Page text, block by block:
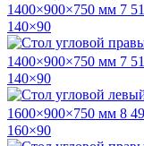
1400×900×750 мм 7
140×90
1400×900×750 мм 7
140×90
1600×900×750 мм 8
160×90